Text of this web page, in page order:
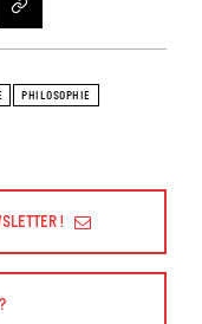
PHILOSOPHIE
!